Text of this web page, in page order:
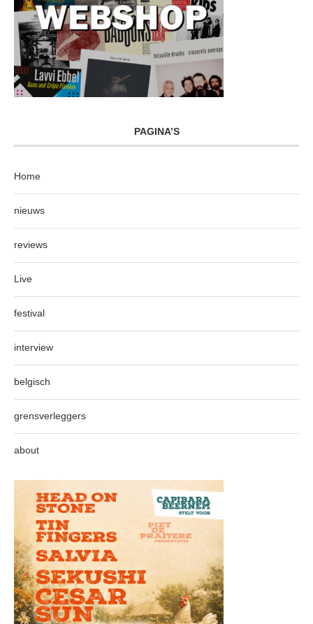
PAGINA’S
Home
nieuws
reviews
Live
festival
interview
belgisch
grensverleggers
about